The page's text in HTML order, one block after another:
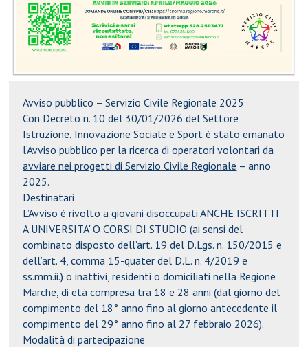
Avviso pubblico – Servizio Civile Regionale 2025
Con Decreto n. 10 del 30/01/2026 delSettore
Istruzione, Innovazione Sociale e Sport è stato emanato
l’Avviso pubblico per la ricerca di operatori volontari da
avviare neiprogetti di Servizio Civile Regionale – anno
2025.
Destinatari
L’Avviso è rivolto agiovani disoccupati ANCHE ISCRITTI
A UNIVERSITA' O CORSI DI STUDIO (ai sensi del
combinato disposto dell’art. 19 del D.Lgs. n. 150/2015 e
dell’art. 4, comma 15-quater del D.L. n. 4/2019 e
ss.mm.ii.)o inattivi ,residenti o domiciliati nella Regione
Marche , di età compresa tra 18 e 28 anni (dal giorno del
compimento del 18° anno fino al giorno antecedente il
compimento del 29° anno fino al 27 febbraio 2026).
Modalità di partecipazione